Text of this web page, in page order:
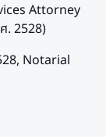
Attorney
. 2528)
Notarial